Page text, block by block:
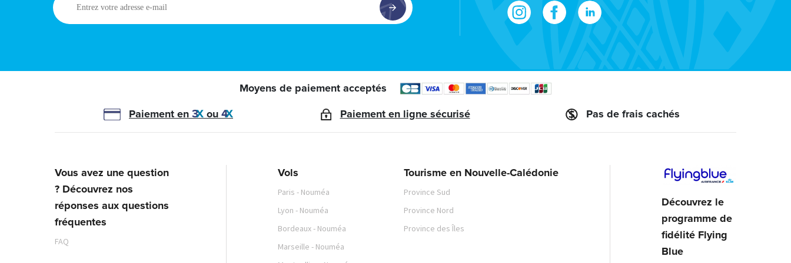
votre
adresse
Moyens de paiement acceptés
Paiement en ou Paiement en ligne sécurisé Pas de frais cachés
Vous avez une question
? Découvrez nos
réponses aux questions
fréquentes
FAQ
Vols
Paris - Nouméa
Lyon - Nouméa
Bordeaux - Nouméa
Marseille - Nouméa
Tourisme en Nouvelle-Calédonie
Province Sud
Province Nord
Province des Îles
Découvrez le
programme de
fidélité Flying
Blue